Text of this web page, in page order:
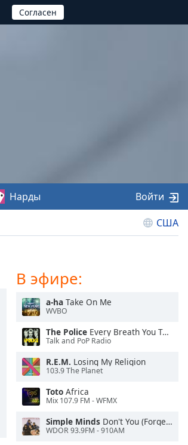
США
Нарды Войти
В эфире:
a-ha Take On Me
WVBO
The Police Every Breath You Take
Talk and PoP Radio
R.E.M. Losing My Religion
103.9 The Planet
Toto Africa
Mix 107.9 FM - WFMX
Simple Minds Don't You (Forget About Me)
WDOR 93.9FM - 910AM